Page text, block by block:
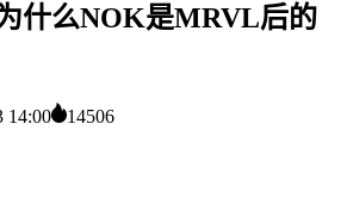
什么NOK是MRVL后的
14:00 14506